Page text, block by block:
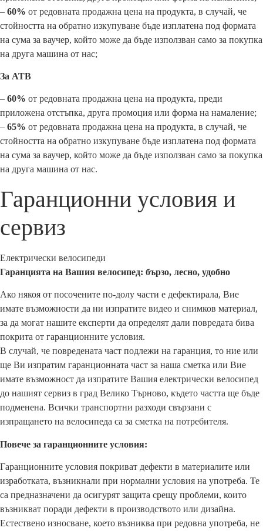
– 60% от редовната продажна цена на продукта, в случай, че
стойността на обратно изкупуване бъде изплатена под формата
на сума за ваучер, който може да бъде използван само за покупка
на друга машина от нас;
За АТВ
– 60% от редовната продажна цена на продукта, преди
приложена отстъпка, друга промоция или форма на намаление;
– 65% от редовната продажна цена на продукта, в случай, че
стойността на обратно изкупуване бъде изплатена под формата
на сума за ваучер, който може да бъде използван само за покупка
на друга машина от нас.
Гаранционни условия и
сервиз
Електрически велосипеди
Гаранцията на Вашия велосипед: бързо, лесно, удобно
Ако някоя от посочените по-долу части е дефектирала, Вие
имате възможности да ни изпратите видео и снимков материал,
за да могат нашите експерти да определят дали повредата бива
покрита от гаранционните условия.
В случай, че повредената част подлежи на гаранция, то ние или
ще Ви изпратим гаранционната част за наша сметка или Вие
имате възможност да изпратите Вашия електрически велосипед
до нашият сервиз в град Велико Търново, където частта ще бъде
подменена. Всички транспортни разходи свързани с
изпращането на велосипеда са за сметка на потребителя.
Повече за гаранционните условия:
Гаранционните условия покриват дефекти в материалите или
изработката, възникнали при нормални условия на употреба. Те
са предназначени да осигурят защита срещу проблеми, които
възникват поради дефекти в производството или дизайна.
Естествено износване, което възниква при редовна употреба, не